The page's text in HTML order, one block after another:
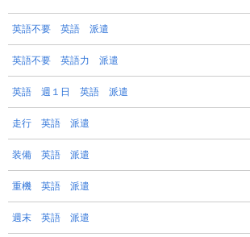
英語不要 英語 派遣
英語不要 英語力 派遣
英語 週１日 英語 派遣
走行 英語 派遣
装備 英語 派遣
重機 英語 派遣
週末 英語 派遣